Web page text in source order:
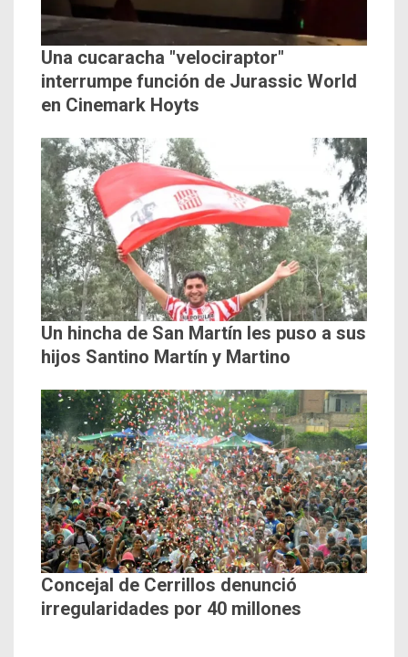
Una cucaracha "velociraptor"
interrumpe función de Jurassic World
en Cinemark Hoyts
Un hincha de San Martín les puso a sus
hijos Santino Martín y Martino
Concejal de Cerrillos denunció
irregularidades por 40 millones